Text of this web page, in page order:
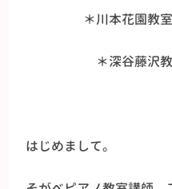
＊川本花園教
＊深谷藤沢
はじめまして。